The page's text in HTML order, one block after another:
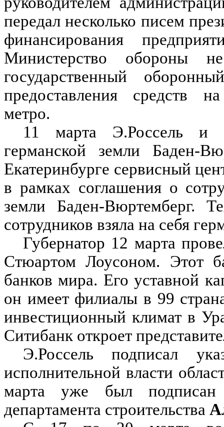
передал несколько писем
финансирования
Министерство обороны
государственный
предоставления средств на
метро.
11 марта Э.Россель и
германской земли Баден-
Екатеринбурге сервисный
в рамках соглашения о
земли Баден-Вюртемберг.
сотрудников взяла на себя
Губернатор 12 марта
Стюартом Лоусоном. Этот
банков мира. Его уставной
он имеет филиалы в 99
инвестиционный климат в
Ситибанк откроет
Э.Россель подписал
исполнительной власти
марта уже был подписан
департамента строительства